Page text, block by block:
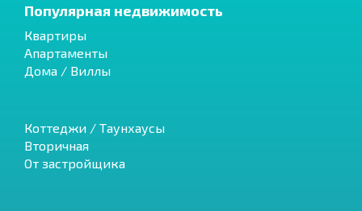
Популярная недвижимость
Квартиры
Апартаменты
Дома / Виллы
Коттеджи / Таунхаусы
Вторичная
От застройщика